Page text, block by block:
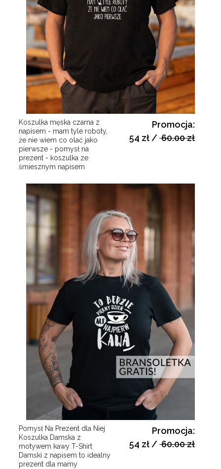
Koszulka męska czarna z
napisem - mam tyle roboty,
że nie wiem co olać jako
pierwsze - pomysł na
prezent - koszulka ze
śmiesznym napisem
Promocja:
54 zł /60.00 zł
Pomysł Na Prezent dla Niej
Koszulka Damska z
motywem kawy T-Shirt
Damski z napisem to idealny
prezent dla mamy
Promocja:
54 zł/60.00 zł